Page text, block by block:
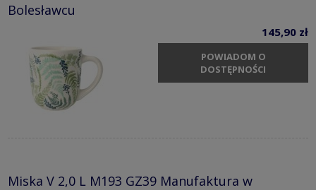
Bolesławcu
145,90 zł
POWIADOM O
DOSTĘPNOŚCI
Miska V 2,0 L M193 GZ39 Manufaktura w